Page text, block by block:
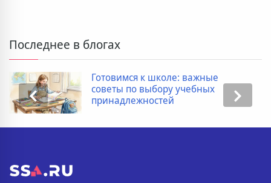
Последнее в блогах
Готовимся к школе: важные
советы по выбору учебных
принадлежностей